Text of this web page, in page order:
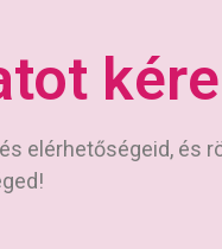
elérhetőségeid, és